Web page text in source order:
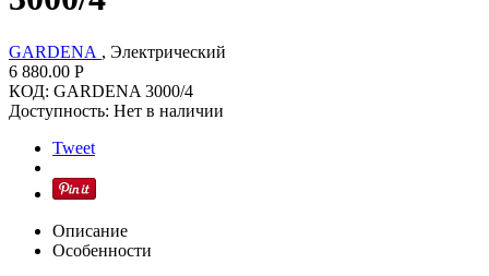
GARDENA , Электрический
6 880.00 Р
КОД: GARDENA 3000/4
Доступность: Нет в наличии
Tweet
Описание
Особенности